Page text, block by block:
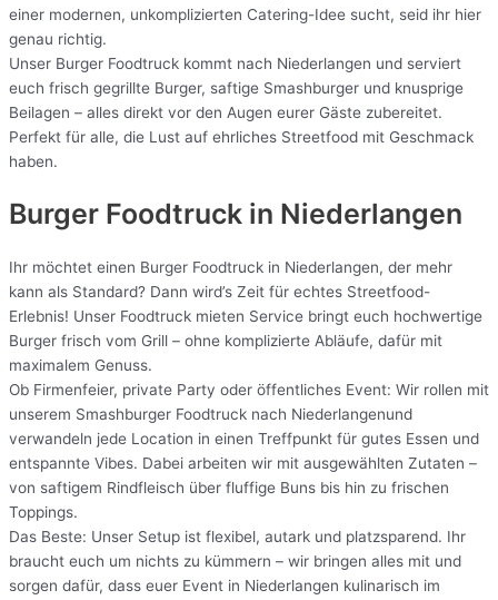
einer modernen, unkomplizierten Catering-Idee sucht, seid ihr hier
genau richtig.
Unser Burger Foodtruck kommt nach Niederlangen und serviert
euch frisch gegrillte Burger, saftige Smashburger und knusprige
Beilagen – alles direkt vor den Augen eurer Gäste zubereitet.
Perfekt für alle, die Lust auf ehrliches Streetfood mit Geschmack
haben.
Burger Foodtruck in Niederlangen
Ihr möchtet einen Burger Foodtruck in Niederlangen, der mehr
kann als Standard? Dann wird’s Zeit für echtes Streetfood-
Erlebnis! Unser Foodtruck mieten Service bringt euch hochwertige
Burger frisch vom Grill – ohne komplizierte Abläufe, dafür mit
maximalem Genuss.
Ob Firmenfeier, private Party oder öffentliches Event: Wir rollen mit
unserem Smashburger Foodtruck nach Niederlangenund
verwandeln jede Location in einen Treffpunkt für gutes Essen und
entspannte Vibes. Dabei arbeiten wir mit ausgewählten Zutaten –
von saftigem Rindfleisch über fluffige Buns bis hin zu frischen
Toppings.
Das Beste: Unser Setup ist flexibel, autark und platzsparend. Ihr
braucht euch um nichts zu kümmern – wir bringen alles mit und
sorgen dafür, dass euer Event in Niederlangen kulinarisch im